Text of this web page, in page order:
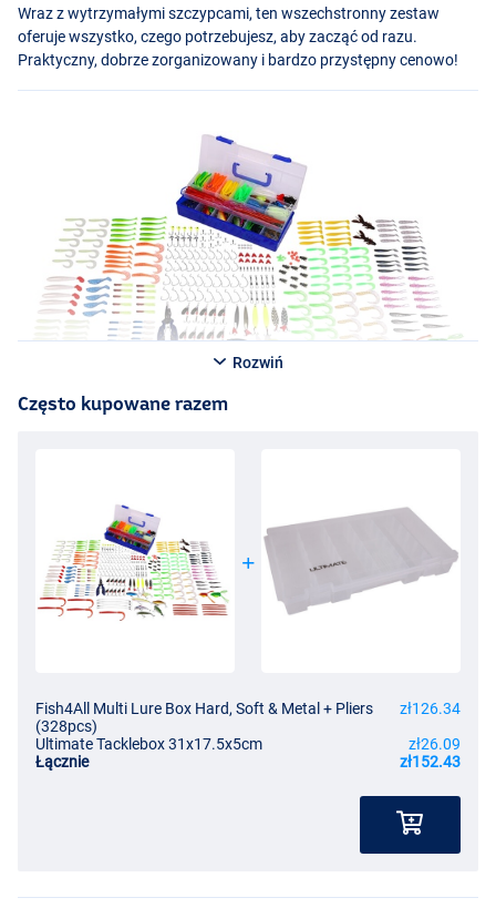
Wraz z wytrzymałymi szczypcami, ten wszechstronny zestaw
oferuje wszystko, czego potrzebujesz, aby zacząć od razu.
Praktyczny, dobrze zorganizowany i bardzo przystępny cenowo!
Rozwiń
Często kupowane razem
Fish4All Multi Lure Box Hard, Soft & Metal + Pliers
(328pcs)
zł126.34
Ultimate Tacklebox 31x17.5x5cm
zł26.09
Łącznie
zł152.43